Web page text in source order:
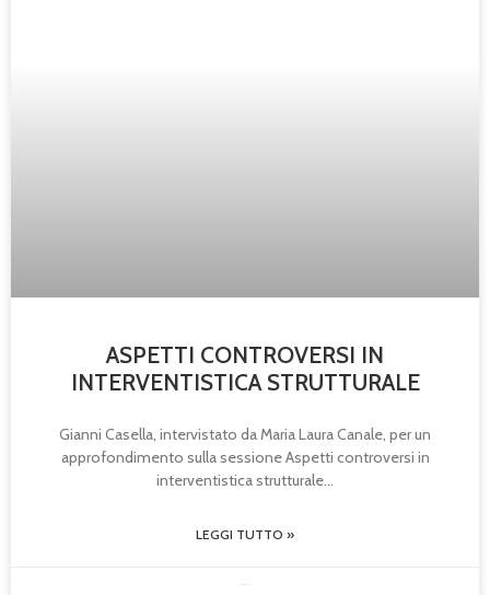
ASPETTI CONTROVERSI IN
INTERVENTISTICA STRUTTURALE
Gianni Casella, intervistato da Maria Laura Canale, per un
approfondimento sulla sessione Aspetti controversi in
interventistica strutturale
LEGGI TUTTO »